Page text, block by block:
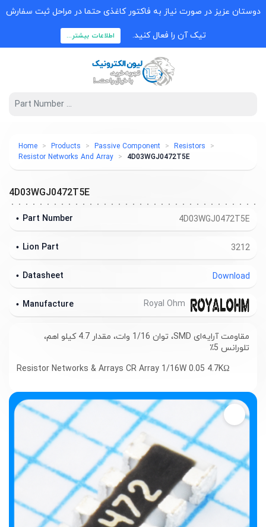
دوستان عزیز در صورت نیاز به فاکتور کاغذی حتما در مراحل ثبت سفارش
تیک آن را فعال کنید. اطلاعات بیشتر...
Home Products Passive Component
Resistors
Resistor Networks And Array
4D03WGJ0472T5E
4D03WGJ0472T5E
4D03WGJ0472T5E
Part Number
3212
Lion Part
Download
Datasheet
Manufacture
مقاومت آرایه‌ای SMD، توان 1/16 وات، مقدار 4.7 کیلو اهم،
تلورانس 5٪
Resistor Networks & Arrays CR Array 1/16W 0.05 4.7KΩ